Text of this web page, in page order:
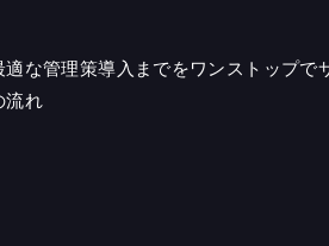
な管理策導入までをワンストップで
流れ